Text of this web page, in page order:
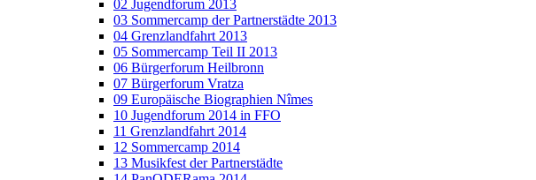
02 Jugendforum 2013
03 Sommercamp der Partnerstädte 2013
04 Grenzlandfahrt 2013
05 Sommercamp Teil II 2013
06 Bürgerforum Heilbronn
07 Bürgerforum Vratza
09 Europäische Biographien Nîmes
10 Jugendforum 2014 in FFO
11 Grenzlandfahrt 2014
12 Sommercamp 2014
13 Musikfest der Partnerstädte